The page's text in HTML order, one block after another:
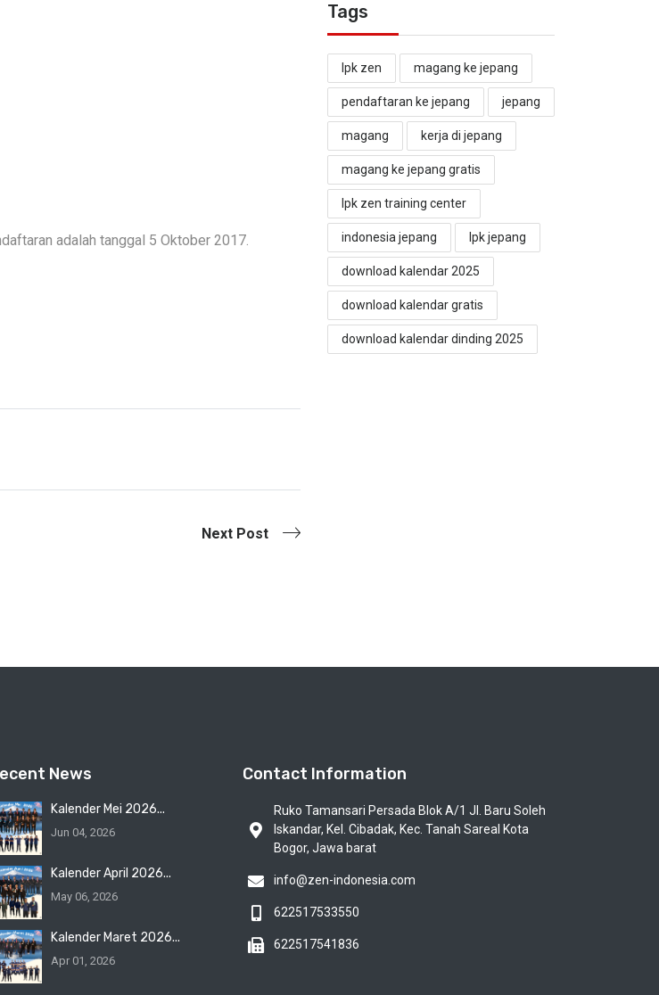
adalah tanggal 5 Oktober 2017.
Next Post
Tags
lpk zen magang ke jepang
pendaftaran ke jepang jepang
magang kerja di jepang
magang ke jepang gratis
lpk zen training center
indonesia jepang lpk jepang
download kalendar 2025
download kalendar gratis
download kalendar dinding 2025
News
Kalender Mei 2026...
Jun 04, 2026
Kalender April 2026...
May 06, 2026
Kalender Maret 2026...
Apr 01, 2026
Contact Information
Ruko Tamansari Persada Blok A/1 Jl. Baru Soleh
Iskandar, Kel. Cibadak, Kec. Tanah Sareal Kota
Bogor, Jawa barat
info@zen-indonesia.com
622517533550
622517541836